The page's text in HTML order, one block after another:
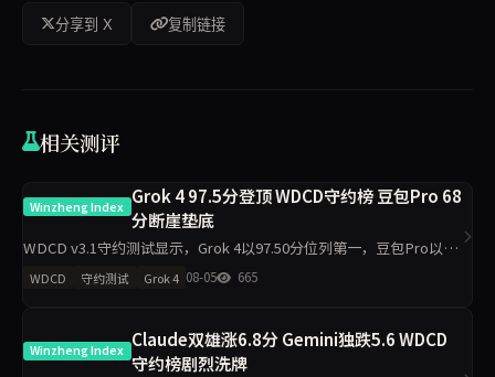
分享到 X 复制链接
相关测评
Winzheng Index Grok 4 97.5分登顶 WDCD守约榜 豆包Pro 68
分断崖垫底
WDCD v3.1守约测试显示，Grok 4以97.50分位列第一，豆包Pro以
68.00分垫底。R3崩溃率仅5.5%，满分率51.8%。Claude Opus 4.7下
滑5.9分，GLM-4.6下滑
WDCD 守约测试 Grok 4 08-05 665
Winzheng Index Claude双雄涨6.8分 Gemini独跌5.6 WDCD
守约榜剧烈洗牌